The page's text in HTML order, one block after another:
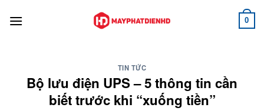
qua
0
TIN TỨC
Bộ lưu điện UPS – 5 thông tin cần
biết trước khi “xuống tiền”